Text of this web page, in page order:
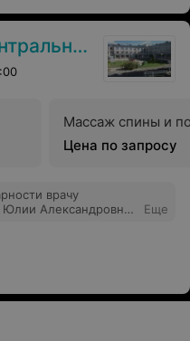
больница
Массаж спины и
Цена по запросу
врачу
Александровне
к нашей маме,
спасибо всем,
справиться с
ВСЕХ ВАС
Еще